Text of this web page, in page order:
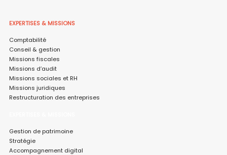
EXPERTISES & MISSIONS
Comptabilité
Conseil & gestion
Missions fiscales
Missions d’audit
Missions sociales et RH
Missions juridiques
Restructuration des entreprises
Gestion de patrimoine
Stratégie
Accompagnement digital